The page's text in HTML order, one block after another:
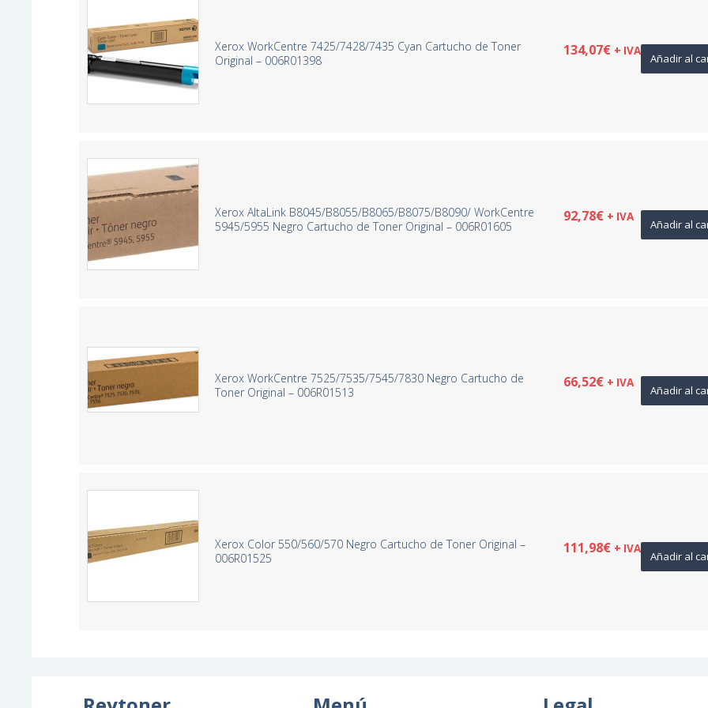
Xerox WorkCentre 7425/7428/7435 Cyan Cartucho de Toner
Original – 006R01398
134,07€ + IVA
Añadir al
Xerox AltaLink B8045/B8055/B8065/B8075/B8090/ WorkCentre
5945/5955 Negro Cartucho de Toner Original – 006R01605
92,78€ + IVA
Añadir al
Xerox WorkCentre 7525/7535/7545/7830 Negro Cartucho de
Toner Original – 006R01513
66,52€ + IVA
Añadir al
Xerox Color 550/560/570 Negro Cartucho de Toner Original –
006R01525
111,98€ + IVA
Añadir al